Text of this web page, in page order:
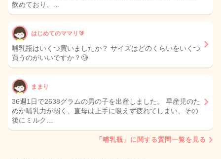
飲めており、…
はじめてのママリ🔰
哺乳瓶はいくつ買いましたか？ サイズはどのくらいをいくつ
買うのがいいですか？🧐
ままり
36週1日で2638グラムの男の子を出産しました。 早産児のた
めか哺乳力が弱く、直母は上手に吸えず疲れてしまい、その
後にミルク…
「哺乳瓶」に関する質問一覧を見る